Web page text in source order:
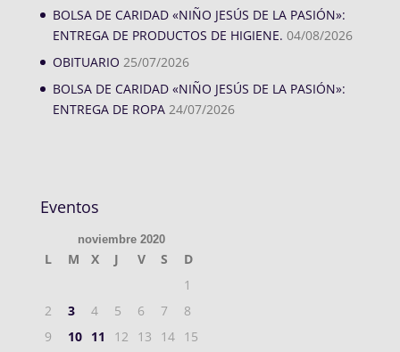
BOLSA DE CARIDAD «NIÑO JESÚS DE LA PASIÓN»:
ENTREGA DE PRODUCTOS DE HIGIENE. 04/08/2026
OBITUARIO 25/07/2026
BOLSA DE CARIDAD «NIÑO JESÚS DE LA PASIÓN»:
ENTREGA DE ROPA 24/07/2026
Eventos
noviembre 2020
L M X J V S
D
1
2
3 4 5 6 7
8
9
10 11 12 13 14 15